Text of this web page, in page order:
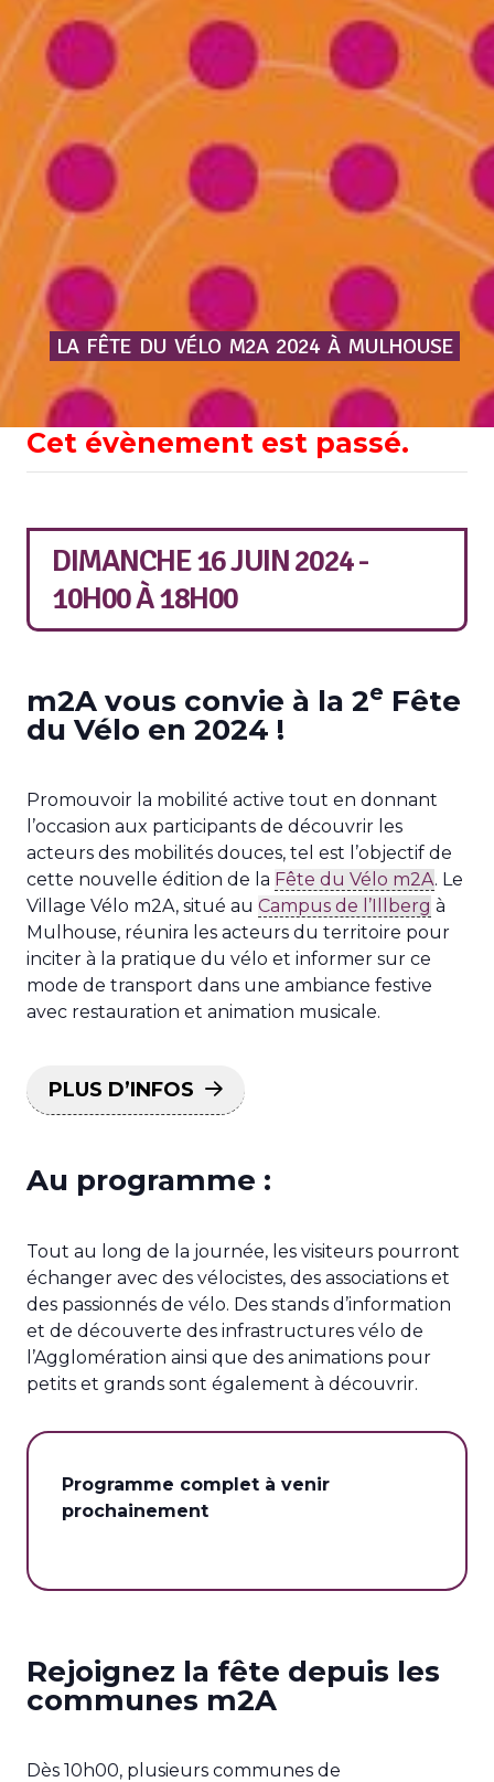
LA FÊTE DU VÉLO M2A 2024 À MULHOUSE
Cet évènement est passé.
DIMANCHE 16 JUIN 2024 -
10H00À18H00
m2A vous convie à la 2e Fête
du Vélo en 2024 !
Promouvoir la mobilité active tout en donnant
l’occasion aux participants de découvrir les
acteurs des mobilités douces, tel est l’objectif de
cette nouvelle édition de la Fête du Vélo m2A. Le
Village Vélo m2A, situé au Campus de l’Illberg à
Mulhouse, réunira les acteurs du territoire pour
inciter à la pratique du vélo et informer sur ce
mode de transport dans une ambiance festive
avec restauration et animation musicale.
PLUS D’INFOS
Au programme :
Tout au long de la journée, les visiteurs pourront
échanger avec des vélocistes, des associations et
des passionnés de vélo. Des stands d’information
et de découverte des infrastructures vélo de
l’Agglomération ainsi que des animations pour
petits et grands sont également à découvrir.
Programme complet à venir
prochainement
Rejoignez la fête depuis les
communes m2A
Dès 10h00, plusieurs communes de